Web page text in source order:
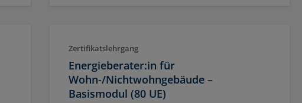
Zertifikatslehrgang
Energieberater:in für
Wohn-/Nichtwohngebäude –
Basismodul (80 UE)